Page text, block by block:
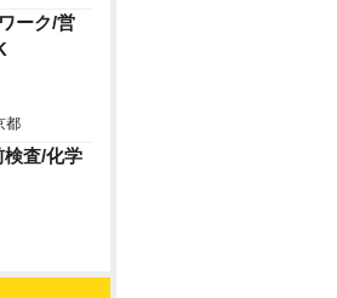
ーク/営
都
査/化学